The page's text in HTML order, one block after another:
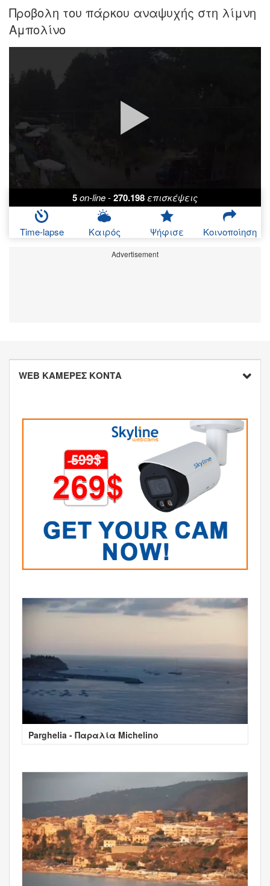
Προβολη του πάρκου αναψυχής στη λίμνη
Αμπολίνο
5on-line-270.198επισκέψεις
Time-lapse Καιρός Ψήφισε Κοινοποίηση
Advertisement
WEB ΚΑΜΕΡΕΣ ΚΟΝΤΑ
Parghelia - Παραλία Michelino